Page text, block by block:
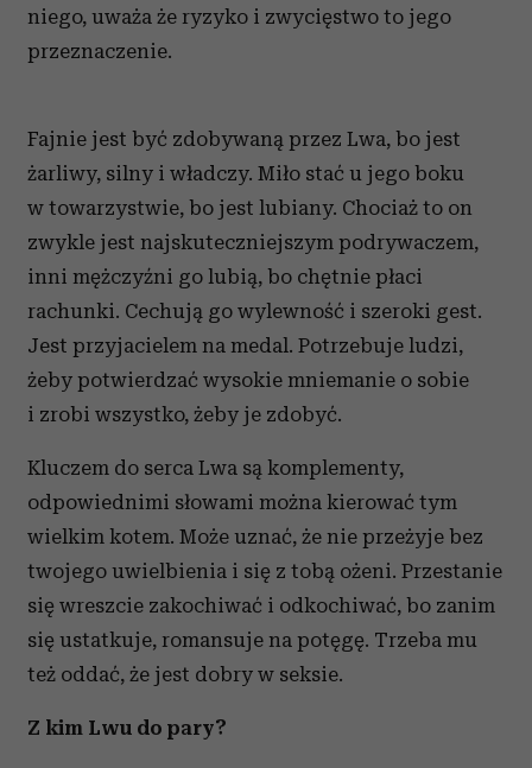
niego, uważa że ryzyko i zwycięstwo to jego
przeznaczenie.
Fajnie jest być zdobywaną przez Lwa, bo jest
żarliwy, silny i władczy. Miło stać u jego boku
w towarzystwie, bo jest lubiany. Chociaż to on
zwykle jest najskuteczniejszym podrywaczem,
inni mężczyźni go lubią, bo chętnie płaci
rachunki. Cechują go wylewność i szeroki gest.
Jest przyjacielem na medal. Potrzebuje ludzi,
żeby potwierdzać wysokie mniemanie o sobie
i zrobi wszystko, żeby je zdobyć.
Kluczem do serca Lwa są komplementy,
odpowiednimi słowami można kierować tym
wielkim kotem. Może uznać, że nie przeżyje bez
twojego uwielbienia i się z tobą ożeni. Przestanie
się wreszcie zakochiwać i odkochiwać, bo zanim
się ustatkuje, romansuje na potęgę. Trzeba mu
też oddać, że jest dobry w seksie.
Z kim Lwu do pary?